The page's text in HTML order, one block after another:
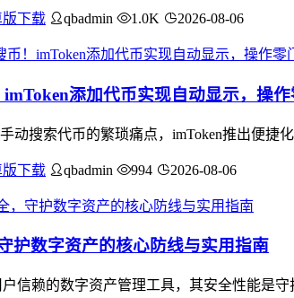
版下载 qbadmin 1.0K 2026-08-06
添加代币实现自动显示，操
动搜索代币的繁琐痛点，imToken推出便
版下载 qbadmin 994 2026-08-06
护数字资产的核心防线与实用指南
户信赖的数字资产管理工具，其安全性能是